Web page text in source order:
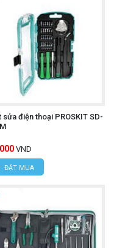
sửa điện thoại PROSKIT SD-
VND
ĐẶT MUA